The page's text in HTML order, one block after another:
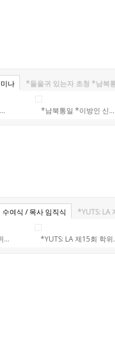
나 *들을귀 있는자 초청 *남북
*남북통일 *이방인 신...
여식 / 목사 임직식 *YUTS: LA
... *YUTS: LA 제15회 학위